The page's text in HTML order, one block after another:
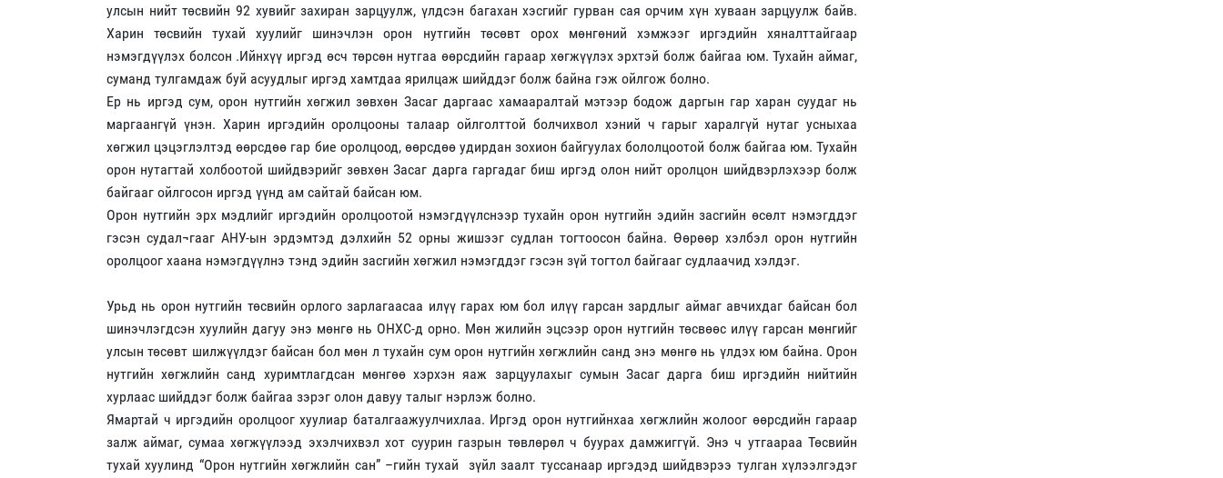
улсын нийт төсвийн 92 хувийг захиран зарцуулж, үлдсэн багахан хэсгийг гурван сая орчим хүн хуваан зарцуулж байв.
Харин төсвийн тухай хуулийг шинэчлэн орон нутгийн төсөвт орох мөнгөний хэмжээг иргэдийн хяналттайгаар
нэмэгдүүлэх болсон .Ийнхүү иргэд өсч төрсөн нутгаа өөрсдийн гараар хөгжүүлэх эрхтэй болж байгаа юм. Тухайн аймаг,
суманд тулгамдаж буй асуудлыг иргэд хамтдаа ярилцаж шийддэг болж байна гэж ойлгож болно.
Ер нь иргэд сум, орон нутгийн хөгжил зөвхөн Засаг даргаас хамааралтай мэтээр бодож даргын гар харан суудаг нь
маргаангүй үнэн. Харин иргэдийн оролцооны талаар ойлголттой болчихвол хэний ч гарыг харалгүй нутаг усныхаа
хөгжил цэцэглэлтэд өөрсдөө гар бие оролцоод, өөрсдөө удирдан зохион байгуулах бололцоотой болж байгаа юм. Тухайн
орон нутагтай холбоотой шийдвэрийг зөвхөн Засаг дарга гаргадаг биш иргэд олон нийт оролцон шийдвэрлэхээр болж
байгааг ойлгосон иргэд үүнд ам сайтай байсан юм.
Орон нутгийн эрх мэдлийг иргэдийн оролцоотой нэмэгдүүлснээр тухайн орон нутгийн эдийн засгийн өсөлт нэмэгддэг
гэсэн судал¬гааг АНУ-ын эрдэмтэд дэлхийн 52 орны жишээг судлан тогтоосон байна. Өөрөөр хэлбэл орон нутгийн
оролцоог хаана нэмэгдүүлнэ тэнд эдийн засгийн хөгжил нэмэгддэг гэсэн зүй тогтол байгааг судлаачид хэлдэг.
Урьд нь орон нутгийн төсвийн орлого зарлагаасаа илүү гарах юм бол илүү гарсан зардлыг аймаг авчихдаг байсан бол
шинэчлэгдсэн хуулийн дагуу энэ мөнгө нь ОНХС-д орно. Мөн жилийн эцсээр орон нутгийн төсвөөс илүү гарсан мөнгийг
улсын төсөвт шилжүүлдэг байсан бол мөн л тухайн сум орон нутгийн хөгжлийн санд энэ мөнгө нь үлдэх юм байна. Орон
нутгийн хөгжлийн санд хуримтлагдсан мөнгөө хэрхэн яаж зарцуулахыг сумын Засаг дарга биш иргэдийн нийтийн
хурлаас шийддэг болж байгаа зэрэг олон давуу талыг нэрлэж болно.
Ямартай ч иргэдийн оролцоог хуулиар баталгаажуулчихлаа. Иргэд орон нутгийнхаа хөгжлийн жолоог өөрсдийн гараар
залж аймаг, сумаа хөгжүүлээд эхэлчихвэл хот суурин газрын төвлөрөл ч буурах дамжиггүй. Энэ ч утгаараа Төсвийн
тухай хуулинд “Орон нутгийн хөгжлийн сан” –гийн тухай зүйл заалт туссанаар иргэдэд шийдвэрээ тулган хүлээлгэдэг